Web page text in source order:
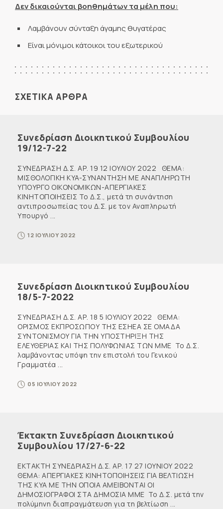
Δεν δικαιούνται βοηθημάτων τα μέλη που:
Λαμβάνουν σύνταξη άγαμης θυγατέρας
Είναι μόνιμοι κάτοικοι του εξωτερικού
ΣΧΕΤΙΚΑ ΑΡΘΡΑ
Συνεδρίαση Διοικητικού Συμβουλίου
19/12-7-22
ΣΥΝΕΔΡΙΑΣΗ Δ.Σ. ΑΡ. 19 12 ΙΟΥΛΙΟΥ 2022 ΘΕΜΑ:
ΜΙΣΘΟΛΟΓΙΚΗ KYA-ΣΥΝΑΝΤΗΣΗ ΜΕ ΑΝΑΠΛΗΡΩΤΗ
ΥΠΟΥΡΓΟ ΟΙΚΟΝΟΜΙΚΩΝ-ΑΠΕΡΓΙΑΚΕΣ
ΚΙΝΗΤΟΠΟΙΗΣΕΙΣ Το Δ.Σ., μετά τη συνάντηση
αντιπροσωπείας του Δ.Σ. με τον Αναπληρωτή
Υπουργό ...
12 ΙΟΥΛΙΟΥ 2022
Συνεδρίαση Διοικητικού Συμβουλίου
18/5-7-2022
ΣΥΝΕΔΡΙΑΣΗ Δ.Σ. ΑΡ. 18 5 ΙΟΥΛΙΟΥ 2022 ΘΕΜΑ:
ΟΡΙΣΜΟΣ ΕΚΠΡΟΣΩΠΟΥ ΤΗΣ ΕΣΗΕΑ ΣΕ ΟΜΑΔΑ
ΣΥΝΤΟΝΙΣΜΟΥ ΓΙΑ ΤΗΝ ΥΠΟΣΤΗΡΙΞΗ ΤΗΣ
ΕΛΕΥΘΕΡΙΑΣ ΚΑΙ ΤΗΣ ΠΟΛΥΦΩΝΙΑΣ ΤΩΝ ΜΜΕ Το Δ.Σ.
λαμβάνοντας υπόψη την επιστολή του Γενικού
Γραμματέα ...
05 ΙΟΥΛΙΟΥ 2022
Έκτακτη Συνεδρίαση Διοικητικού
Συμβουλίου 17/27-6-22
ΕΚΤΑΚΤΗ ΣΥΝΕΔΡΙΑΣΗ Δ.Σ. ΑΡ. 17 27 ΙΟΥΝΙΟΥ 2022
ΘΕΜΑ: ΑΠΕΡΓΙΑΚΕΣ ΚΙΝΗΤΟΠΟΙΗΣΕΙΣ ΓΙΑ ΒΕΛΤΙΩΣΗ
ΤΗΣ ΚΥΑ ΜΕ ΤΗΝ ΟΠΟΙΑ ΑΜΕΙΒΟΝΤΑΙ ΟΙ
ΔΗΜΟΣΙΟΓΡΑΦΟΙ ΣΤΑ ΔΗΜΟΣΙΑ ΜΜΕ Το Δ.Σ. μετά την
πολύμηνη διαπραγμάτευση για τη βελτίωση ...